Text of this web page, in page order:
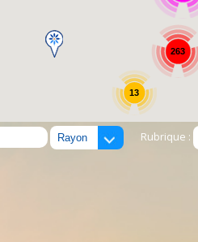
13
263
Rubrique :